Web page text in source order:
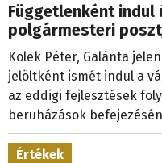
Függetlenként indul
polgármesteri
Kolek Péter, Galánta
jelöltként ismét indul a
az eddigi fejlesztések
beruházások
Értékek